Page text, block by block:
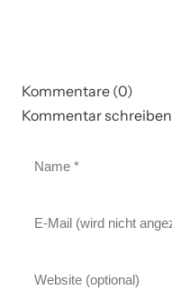
Kommentare (0)
Kommentar schreiben